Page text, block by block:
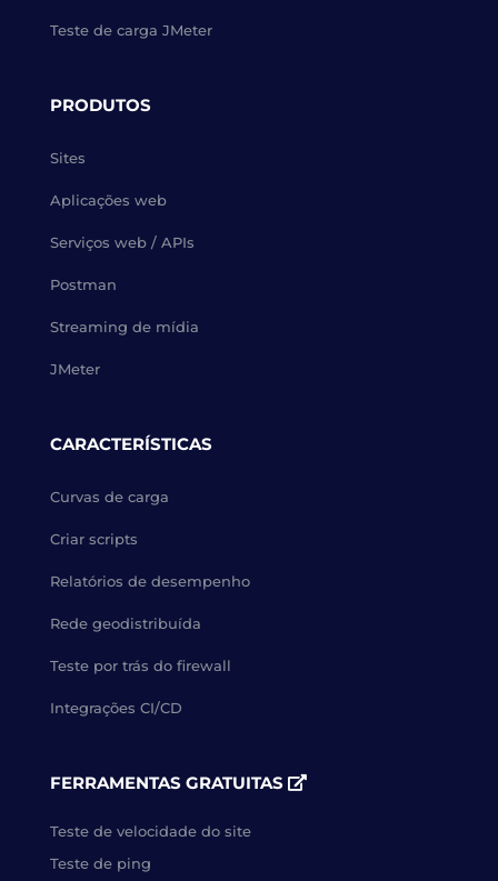
Teste de carga JMeter
PRODUTOS
Sites
Aplicações web
Serviços web / APIs
Postman
Streaming de mídia
JMeter
CARACTERÍSTICAS
Curvas de carga
Criar scripts
Relatórios de desempenho
Rede geodistribuída
Teste por trás do firewall
Integrações CI/CD
FERRAMENTAS GRATUITAS
Teste de velocidade do site
Teste de ping